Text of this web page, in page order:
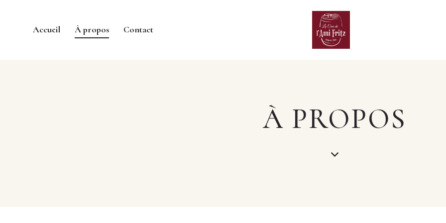
Accueil À propos Contact
À PROPOS